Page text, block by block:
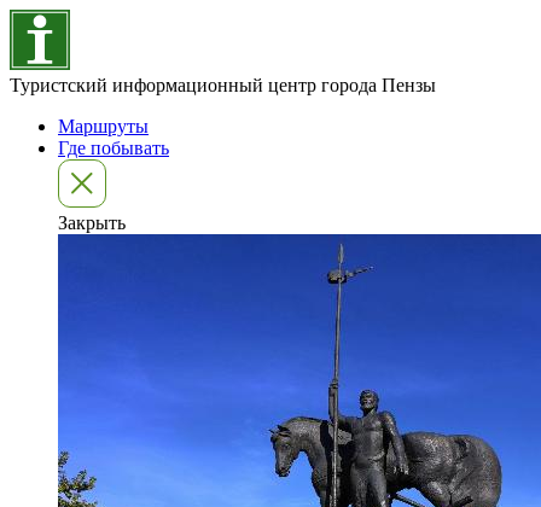
Туристский информационный центр города Пензы
Маршруты
Где побывать
Закрыть